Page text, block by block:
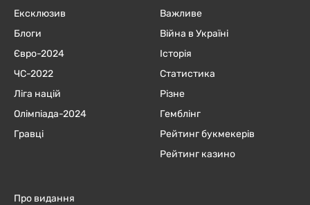
Ексклюзив
Блоги
Євро-2024
ЧC-2022
Ліга націй
Олімпіада-2024
Гравці
Важливе
Війна в Україні
Історія
Статистика
Різне
Гемблінг
Рейтинг букмекерів
Рейтинг казино
Про видання